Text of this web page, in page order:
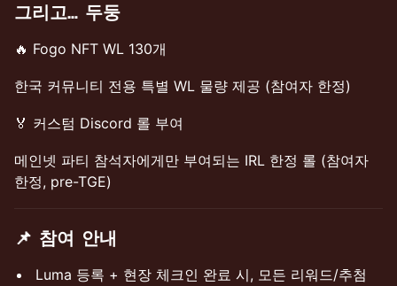
그리고… 두둥
🔥 Fogo NFT WL 130개
한국 커뮤니티 전용 특별 WL 물량 제공 (참여자 한정)
🏅 커스텀 Discord 롤 부여
메인넷 파티 참석자에게만 부여되는 IRL 한정 롤 (참여자
한정, pre-TGE)
📌 참여 안내
Luma 등록 + 현장 체크인 완료 시, 모든 리워드/추첨